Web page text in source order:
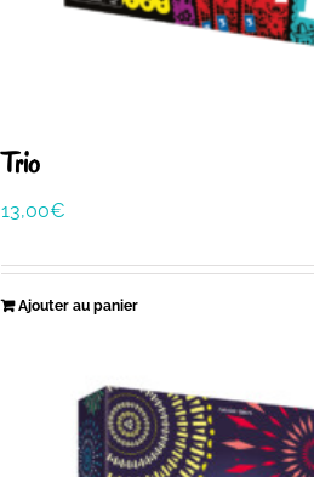
Trio
13,00€
Ajouter au panier